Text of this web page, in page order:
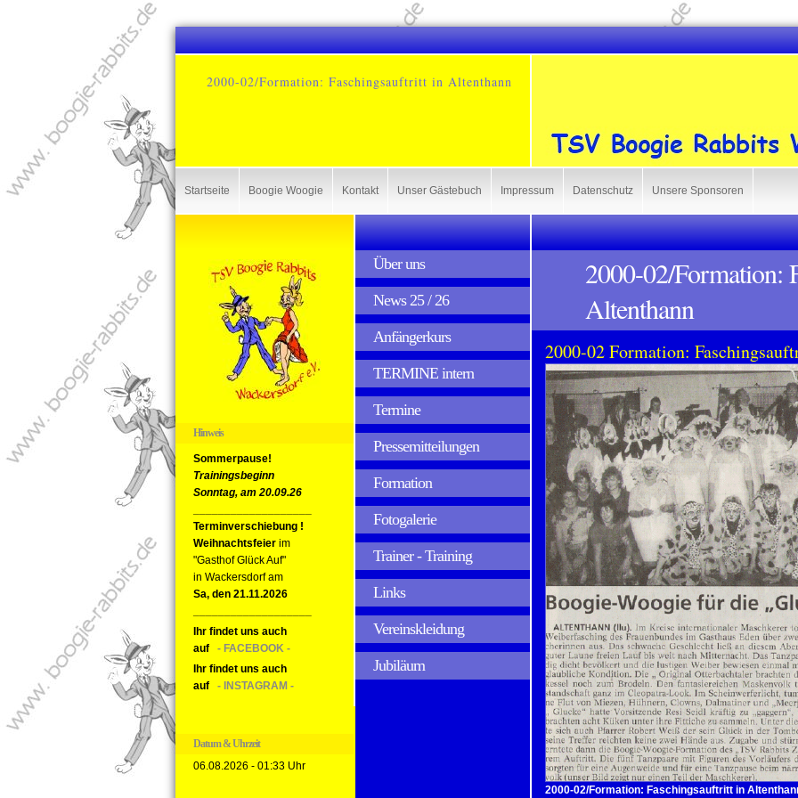
2000-02/Formation: Faschingsauftritt in Altenthann
Startseite Boogie Woogie Kontakt Unser Gästebuch Impressum Datenschutz Unsere Sponsoren
Hinweis
Sommerpause!
Trainingsbeginn
Sonntag, am 20.09.26
Terminverschiebung !
Weihnachtsfeier im
"Gasthof Glück Auf"
in Wackersdorf am
Sa, den 21.11.2026
Ihr findet uns auch
auf - FACEBOOK -
Ihr findet uns auch
auf - INSTAGRAM -
Datum & Uhrzeit
06.08.2026 - 01:33 Uhr
Über uns
News 25 / 26
Anfängerkurs
TERMINE intern
Termine
Pressemitteilungen
Formation
Fotogalerie
Trainer - Training
Links
Vereinskleidung
Jubiläum
2000-02/Formation:
Altenthann
2000-02 Formation:
2000-02/Formation: Faschingsauftritt in